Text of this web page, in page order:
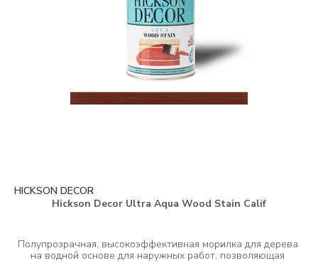
HICKSON DECOR
Hickson Decor Ultra Aqua Wood Stain Calif
Полупрозрачная, высокоэффективная морилка для дерева
на водной основе для наружных работ, позволяющая